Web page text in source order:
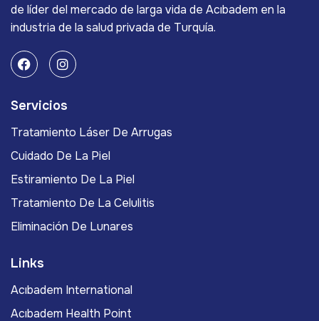
de líder del mercado de larga vida de Acıbadem en la
industria de la salud privada de Turquía.
Servicios
Tratamiento Láser De Arrugas
Cuidado De La Piel
Estiramiento De La Piel
Tratamiento De La Celulitis
Eliminación De Lunares
Links
Acıbadem International
Acıbadem Health Point